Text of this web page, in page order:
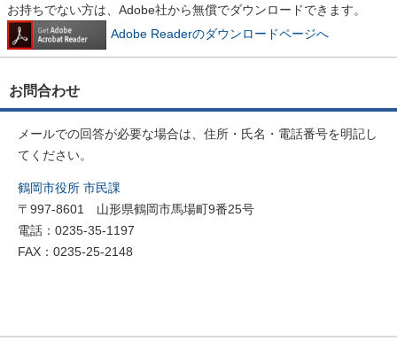
お持ちでない方は、Adobe社から無償でダウンロードできます。
Adobe Readerのダウンロードページへ
お問合わせ
メールでの回答が必要な場合は、住所・氏名・電話番号を明記し
てください。
鶴岡市役所 市民課
〒997-8601 山形県鶴岡市馬場町9番25号
電話：0235-35-1197
FAX：0235-25-2148